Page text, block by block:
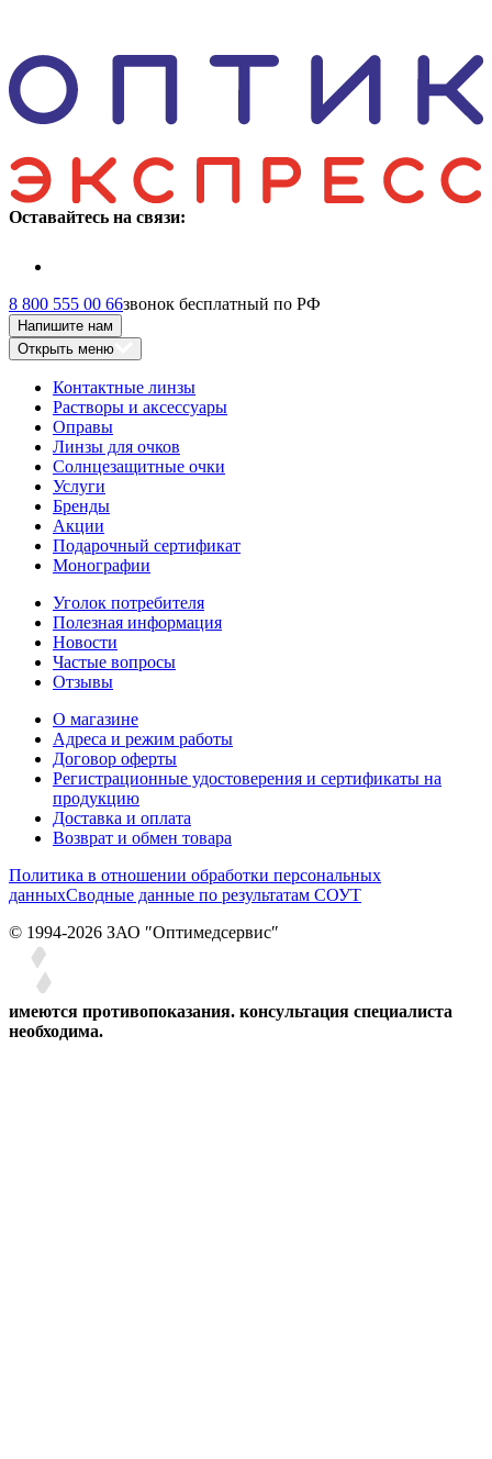
Оставайтесь на связи:
8 800 555 00 66звонок бесплатный по РФ
Напишите нам
Открыть меню
Контактные линзы
Растворы и аксессуары
Оправы
Линзы для очков
Солнцезащитные очки
Услуги
Бренды
Акции
Подарочный сертификат
Монографии
Уголок потребителя
Полезная информация
Новости
Частые вопросы
Отзывы
О магазине
Адреса и режим работы
Договор оферты
Регистрационные удостоверения и сертификаты на
продукцию
Доставка и оплата
Возврат и обмен товара
Политика в отношении обработки персональных
данныхСводные данные по результатам СОУТ
© 1994-2026 ЗАО ″Оптимедсервис″
имеются противопоказания. консультация специалиста
необходима.